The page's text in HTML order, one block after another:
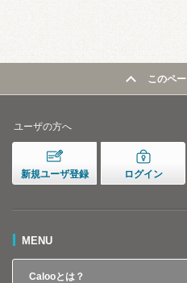
このペ
ユーザの方へ
新規ユーザ登録 ログイン
MENU
Calooとは？